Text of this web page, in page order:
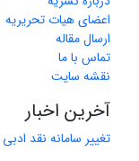
اعضای هیات تحریریه
ارسال مقاله
تماس با ما
نقشه سایت
آخرین اخبار
تغییر سامانه نقد ادبی